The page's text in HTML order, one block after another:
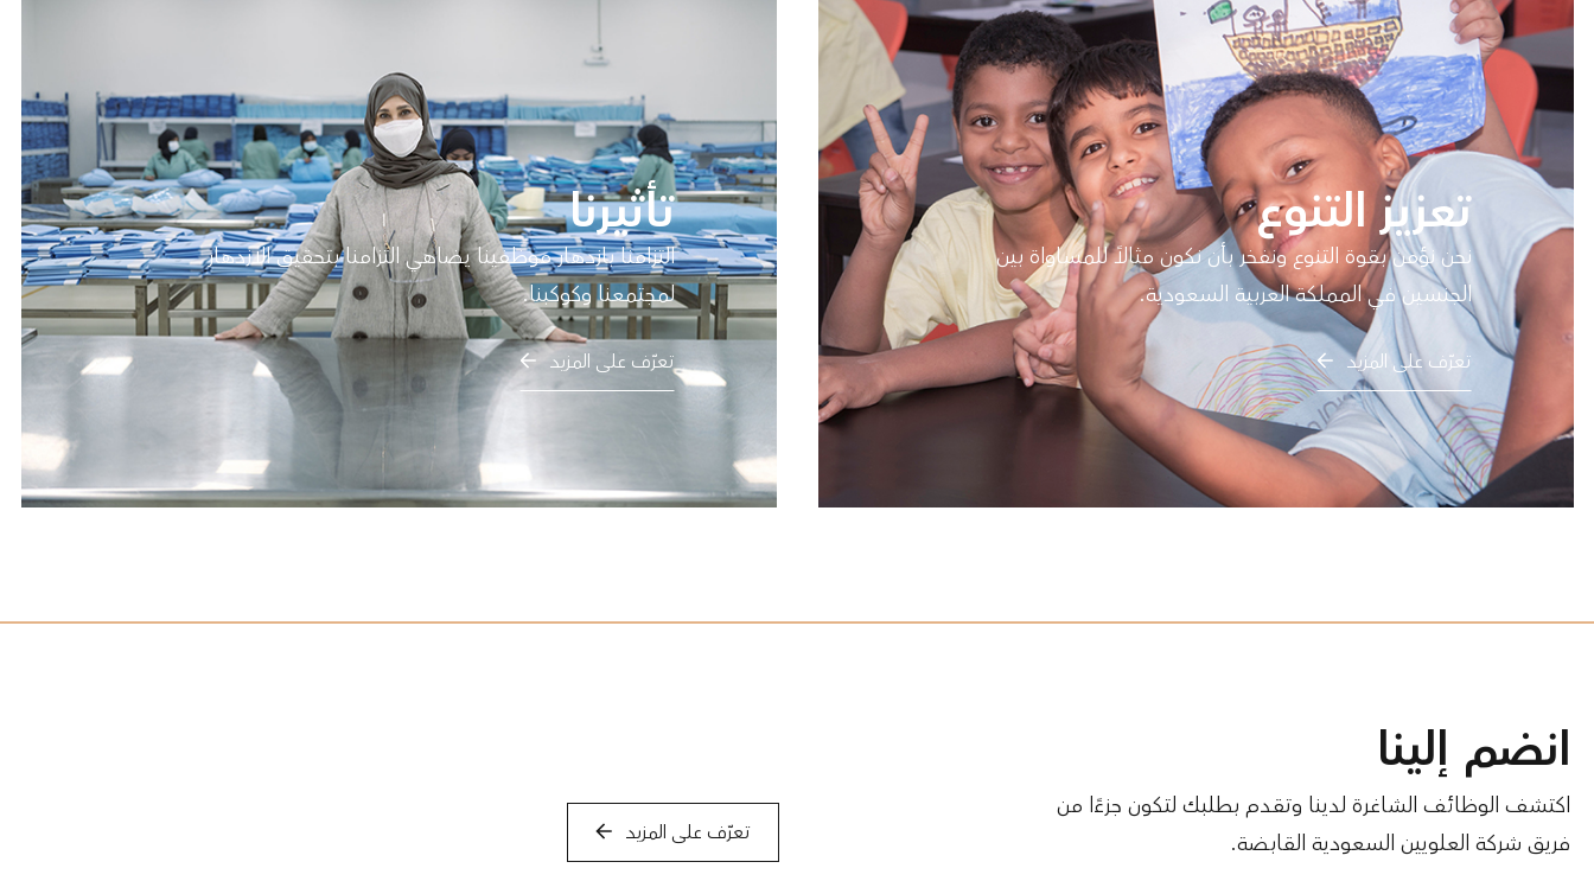
تعزيز التنوع
نحن نؤمن بقوة التنوع ونفخر بأن نكون مثالاً للمساواة بين
الجنسين في المملكة العربية السعودية.
تعرّف على المزيد
تأثيرنا
التزامنا بازدهار موظفينا يضاهي التزامنا بتحقيق الازدهار
لمجتمعنا وكوكبنا.
تعرّف على المزيد
انضم إلينا
اكتشف الوظائف الشاغرة لدينا وتقدم بطلبك لتكون جزءًا من
فريق شركة العلويين السعودية القابضة.
تعرّف على المزيد